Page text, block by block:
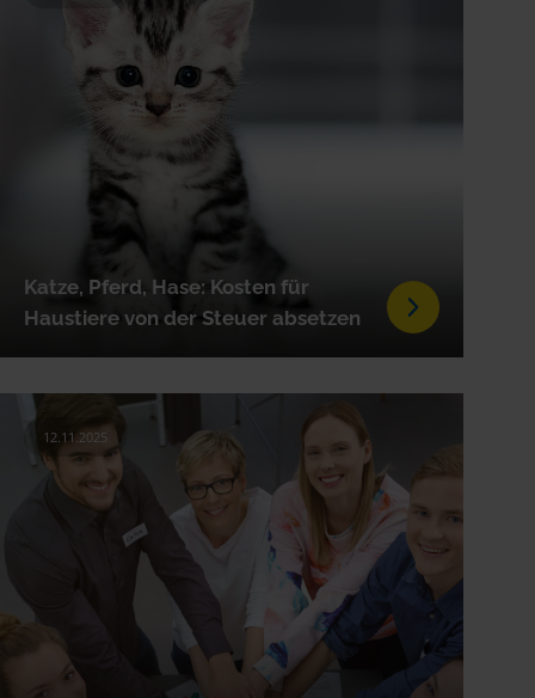
Katze, Pferd, Hase: Kosten für
Haustiere von der Steuer absetzen
12.11.2025